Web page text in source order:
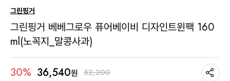
그린핑거
그린핑거 베베그로우 퓨어베이비 디자인트윈팩 160
ml(노꼭지_말콩사과)
30% 36,540원 52,200